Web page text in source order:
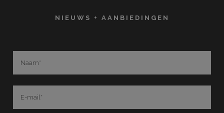
NIEUWS + AANBIEDINGEN